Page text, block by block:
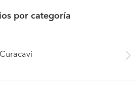
por categoría